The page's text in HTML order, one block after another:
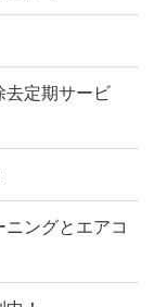
去定期サービ
ングとエアコ